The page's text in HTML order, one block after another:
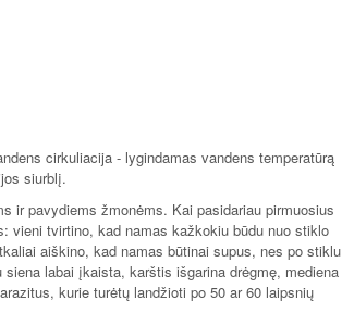
cirkuliacija - lygindamas vandens temperatūrą
siurblį.
ir pavydiems žmonėms. Kai pasidariau pirmuosius
vieni tvirtino, kad namas kažkokiu būdu nuo stiklo
aiškino, kad namas būtinai supus, nes po stiklu
labai įkaista, karštis išgarina drėgmę, mediena
kurie turėtų landžioti po 50 ar 60 laipsnių